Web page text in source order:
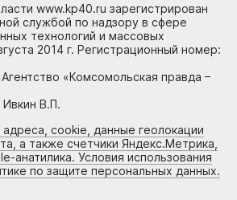
www.kp40.ru зарегистрирован
службой по надзору в сфере
технологий и массовых
2014 г. Регистрационный номер:
«Комсомольская правда –
В.П.
адреса, cookie, данные геолокации
а также счетчики Яндекс.Метрика,
анатилика. Условия использования
по защите персональных данных.